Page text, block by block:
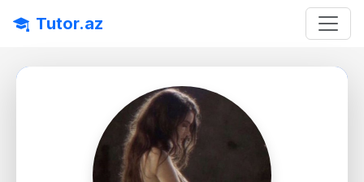
Tutor.az